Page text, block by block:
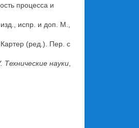
процесса и
испр. и доп. М.,
Картер (ред.). Пер. с
Технические науки